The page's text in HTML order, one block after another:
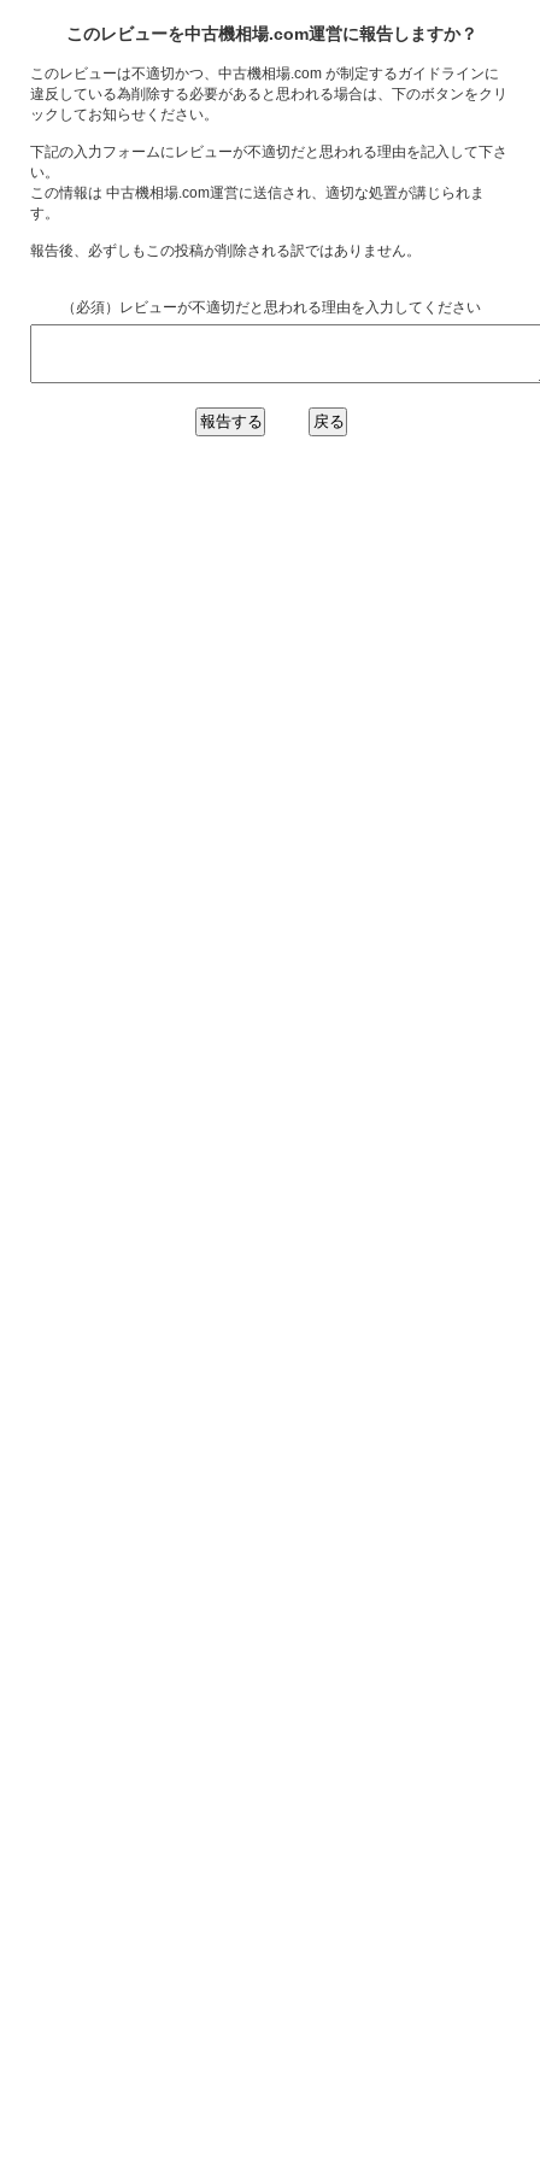
このレビューを中古機相場.com運営に報告しますか？
このレビューは不適切かつ、中古機相場.com が制定するガイドラインに
違反している為削除する必要があると思われる場合は、下のボタンをクリ
ックしてお知らせください。
下記の入力フォームにレビューが不適切だと思われる理由を記入して下さ
い。
この情報は 中古機相場.com運営に送信され、適切な処置が講じられま
す。
報告後、必ずしもこの投稿が削除される訳ではありません。
（必須）レビューが不適切だと思われる理由を入力してください